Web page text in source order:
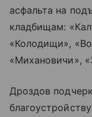
асфальта на
кладбищам:
«Колодищи»,
«Михановичи»,
Дроздов